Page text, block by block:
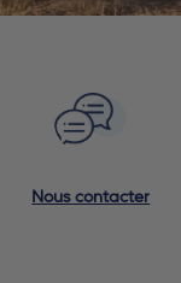
Nous contacter